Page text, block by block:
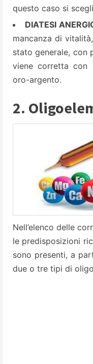
questo caso si
DIATESI
mancanza di
stato generale, con
viene corretta con
oro-argento.
2.
Nell’elenco delle
le predisposizioni
sono presenti, a
due o tre tipi di